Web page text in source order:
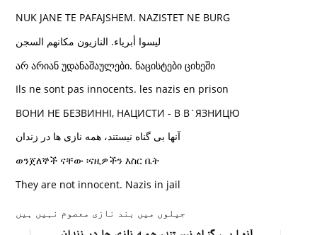
NUK JANE TE PAFAJSHEM. NAZISTET NE BURG
ليسوا أبرياء. النازيون مكانهم السجن
არ არიან უდანაშაულები. ნაცისტები ციხეში
Ils ne sont pas innocents. les nazis en prison
ВОНИ НЕ БЕЗВИННІ, НАЦИСТИ - В В`ЯЗНИЦЮ
آنها بی گناه نیستند، همه نازی ها در زندان
ወንጀለኞች ናቸው ፡ናዚዎችን እስር ቤት
They are not innocent. Nazis in jail
جیلوں میں بند نازی معصوم نہیں ہیں